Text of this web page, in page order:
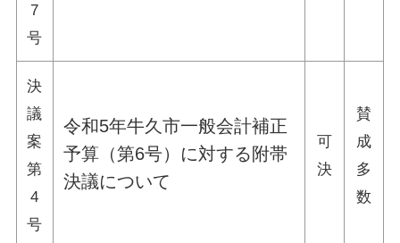
7
号
決
議
案
第
4
号
令和5年牛久市一般会計補正
予算（第6号）に対する附帯
決議について
可
決
賛
成
多
数